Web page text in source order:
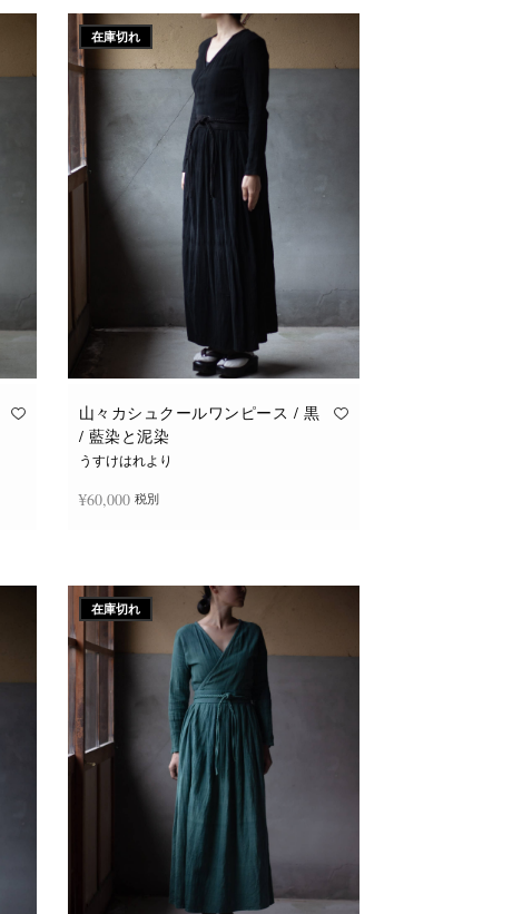
在庫切れ
山々カシュクールワンピース / 黒
/ 藍染と泥染
うすけはれより
¥60,000 税別
在庫切れ